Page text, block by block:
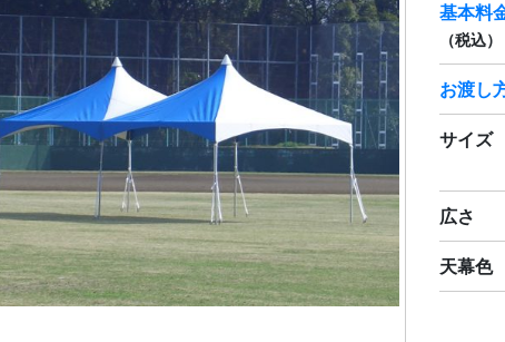
基本料
（税込）
お渡し
サイズ
広さ
天幕色